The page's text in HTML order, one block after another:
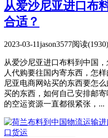
从爱沙尼亚进口布
合适？
2023-03-11jason3577阅读(1930)
从爱沙尼亚进口布料到中国
人代购要往国内寄东西，怎
尼亚电商网站买的东西要怎
买的东西，如何自己安排邮
的空运资源一直都很紧张，...